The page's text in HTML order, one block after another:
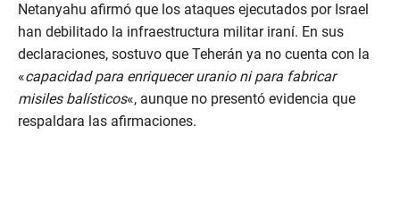
Netanyahu afirmó que los ataques ejecutados por Israel
han debilitado la infraestructura militar iraní. En sus
declaraciones, sostuvo que Teherán ya no cuenta con la
«capacidad para enriquecer uranio ni para fabricar
misiles balísticos«, aunque no presentó evidencia que
respaldara las afirmaciones.